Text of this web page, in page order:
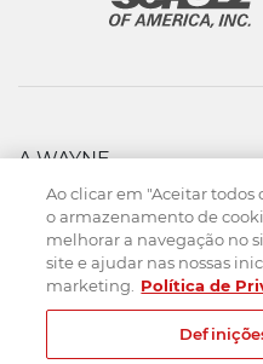
A WAYNE
PRODUTOS
FORÇA DE VENDAS
ASSISTÊNCIA TÉCNICA
DOWNLOADS
CONTATO
Ao clicar em "Aceitar todos
o armazenamento de
melhorar a navegação no
site e ajudar nas nossas
marketing.
Política de